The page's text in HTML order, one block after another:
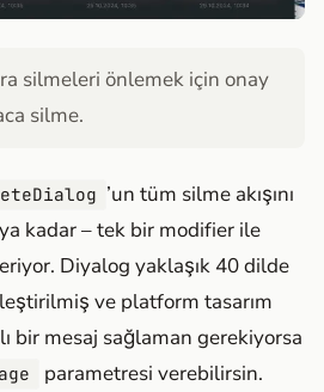
silmeleri önlemek için onay
silme.
’un tüm silme akışını
kadar – tek bir modifier ile
Diyalog yaklaşık 40 dilde
ve platform tasarım
bir mesaj sağlaman gerekiyorsa
parametresi verebilirsin.